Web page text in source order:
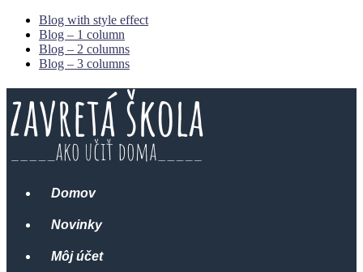
Blog with style effect
Blog – 1 column
Blog – 2 columns
Blog – 3 columns
Domov
Novinky
Môj účet